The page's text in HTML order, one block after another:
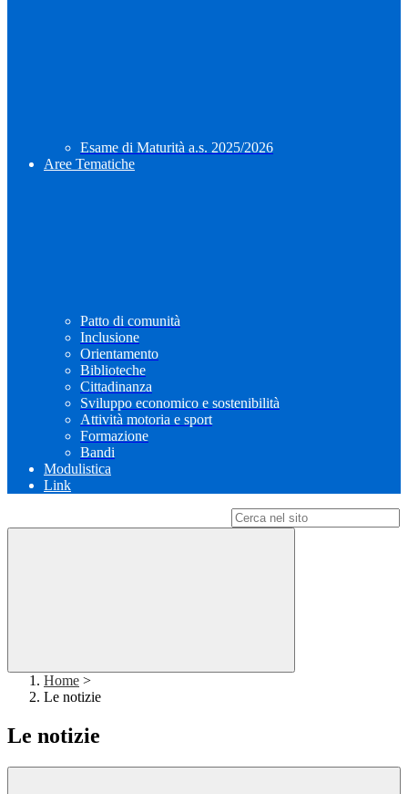
Esame di Maturità a.s. 2025/2026
Aree Tematiche
Patto di comunità
Inclusione
Orientamento
Biblioteche
Cittadinanza
Sviluppo economico e sostenibilità
Attività motoria e sport
Formazione
Bandi
Modulistica
Link
Home >
Le notizie
Le notizie